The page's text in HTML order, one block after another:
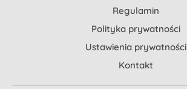
Regulamin
Polityka prywatności
Ustawienia prywatności
Kontakt